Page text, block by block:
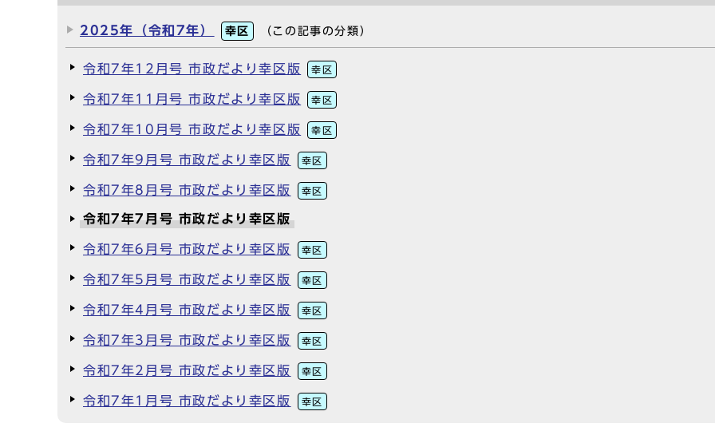
2025年（令和7年） 幸区 （この記事の分類）
令和7年12月号 市政だより幸区版 幸区
令和7年11月号 市政だより幸区版 幸区
令和7年10月号 市政だより幸区版 幸区
令和7年9月号 市政だより幸区版 幸区
令和7年8月号 市政だより幸区版 幸区
令和7年7月号 市政だより幸区版
令和7年6月号 市政だより幸区版 幸区
令和7年5月号 市政だより幸区版 幸区
令和7年4月号 市政だより幸区版 幸区
令和7年3月号 市政だより幸区版 幸区
令和7年2月号 市政だより幸区版 幸区
令和7年1月号 市政だより幸区版 幸区